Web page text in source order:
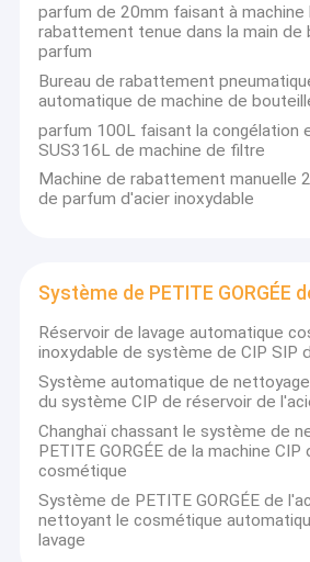
Contrôle de qualité
Demandez une citation
Mélangeur d'émulsifiant
Machine liquide de mélangeur
pâte dentifrice faisant la machine
Réservoir de mélange cosmétique
Machines de développement
Parfum faisant la machine
parfum de 20mm faisant à machine
rabattement tenue dans la main de
parfum
Bureau de rabattement
automatique de machine de
parfum 100L faisant la congélation
SUS316L de machine de filtre
Machine de rabattement manuelle
de parfum d'acier inoxydable
Système de PETITE GORGÉE
Réservoir de lavage automatique
inoxydable de système de CIP SIP
Système automatique de
du système CIP de réservoir de
Changhaï chassant le système de
PETITE GORGÉE de la machine
cosmétique
Système de PETITE GORGÉE de
nettoyant le cosmétique
lavage
Nous mettons en application strictement
ISO9001. Nous avons la capacité
dispositifs de essai complets et les
avancés.
Nous prenons le « guidage par de
scientifique domestiques célèbres. Nous
discreteness de Desl, de Dow Chemical,
Grundfos, de Panasonic, de Siemens, de
pour fabriquer différents types des
émulsification à haute efficacité, des
de vide fin, des homogénisateurs
machines à laver de boisson alcoolisée
machines de R.O et d'échange ionique.
confiance de la plupart des clients pour
qualité, les prix raisonnables et le
Nos produits sont employés dans le
pharmacie, le génie chimique, la
auxiliaire, l'eau potable et les industries
canonique et rigoureuse assure de haute